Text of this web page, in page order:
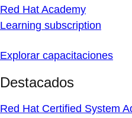
Red Hat Academy
Learning subscription
Explorar capacitaciones
Destacados
Red Hat Certified System